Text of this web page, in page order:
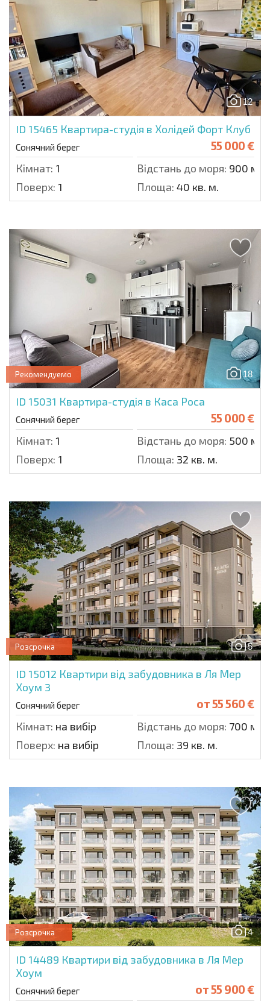
12
ID 15465 Квартира-студія в Холідей Форт Клуб
Сонячний берег 55 000 €
Кімнат: 1 Відстань до моря: 900 м.
Поверх: 1 Площа: 40 кв. м.
18
Рекомендуемо
ID 15031 Квартира-студія в Каса Роса
Сонячний берег 55 000 €
Кімнат: 1 Відстань до моря: 500 м.
Поверх: 1 Площа: 32 кв. м.
5
Розсрочка
ID 15012 Квартири від забудовника в Ля Мер
Хоум 3
Сонячний берег от55 560 €
Кімнат: на вибір Відстань до моря: 700 м.
Поверх: на вибір Площа: 39 кв. м.
4
Розсрочка
ID 14489 Квартири від забудовника в Ля Мер
Хоум
Сонячний берег от55 900 €